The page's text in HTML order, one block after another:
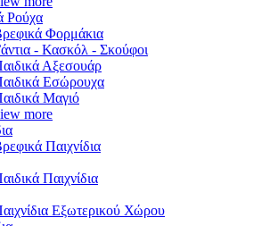
Ρούχα
Φορμάκια
- Κασκόλ - Σκούφοι
Αξεσουάρ
Εσώρουχα
Μαγιό
more
Παιχνίδια
Παιχνίδια
Εξωτερικού Χώρου